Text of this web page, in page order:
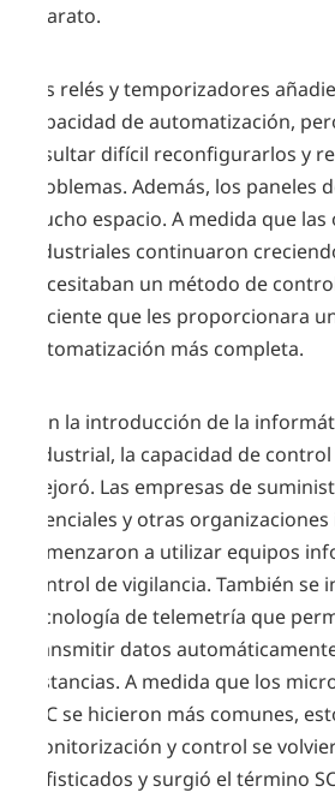
aparato.
Los relés y temporizadores
capacidad de automatización,
resultar difícil reconfigurarlos y
problemas. Además, los paneles
mucho espacio. A medida que
industriales continuaron
necesitaban un método de
eficiente que les proporcionara
automatización más completa.
Con la introducción de la
industrial, la capacidad de
mejoró. Las empresas de
esenciales y otras
comenzaron a utilizar equipos
control de vigilancia. También se
tecnología de telemetría que
transmitir datos
distancias. A medida que los
PLC se hicieron más comunes,
monitorización y control se
sofisticados y surgió el término